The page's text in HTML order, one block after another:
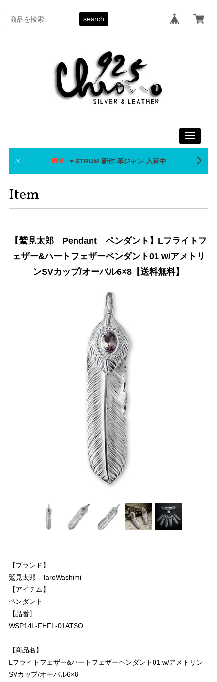
search
Toggle
▼STRUM 新作 革ジャン 入荷中
Item
【鷲見太郎 Pendant ペンダント】Lフライトフ
ェザー&ハートフェザーペンダント01 w/アメトリ
ンSVカップ/オーバル6×8【送料無料】
【ブランド】
鷲見太郎 - TaroWashimi
【アイテム】
ペンダント
【品番】
WSP14L-FHFL-01ATSO
【商品名】
Lフライトフェザー&ハートフェザーペンダント01 w/アメトリン
SVカップ/オーバル6×8